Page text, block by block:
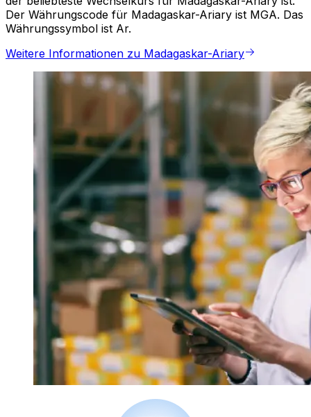
Der Währungscode für Madagaskar-Ariary ist MGA. Das
Währungssymbol ist Ar.
Weitere Informationen zu Madagaskar-Ariary